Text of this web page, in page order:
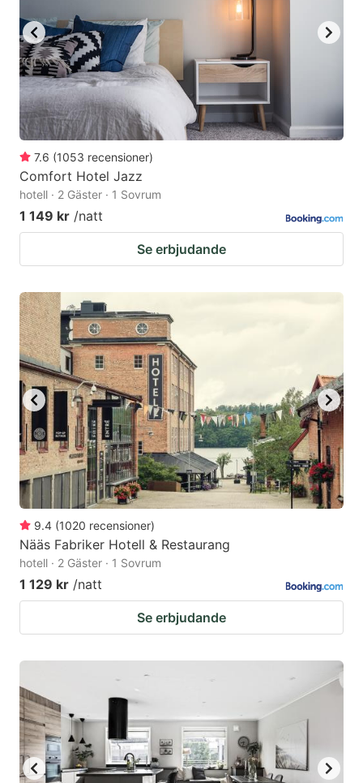
7.6 (1053 recensioner)
Comfort Hotel Jazz
hotell · 2 Gäster · 1 Sovrum
1 149 kr /natt
Se erbjudande
9.4 (1020 recensioner)
Nääs Fabriker Hotell & Restaurang
hotell · 2 Gäster · 1 Sovrum
1 129 kr /natt
Se erbjudande